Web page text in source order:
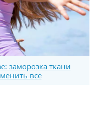
заморозка ткани
все